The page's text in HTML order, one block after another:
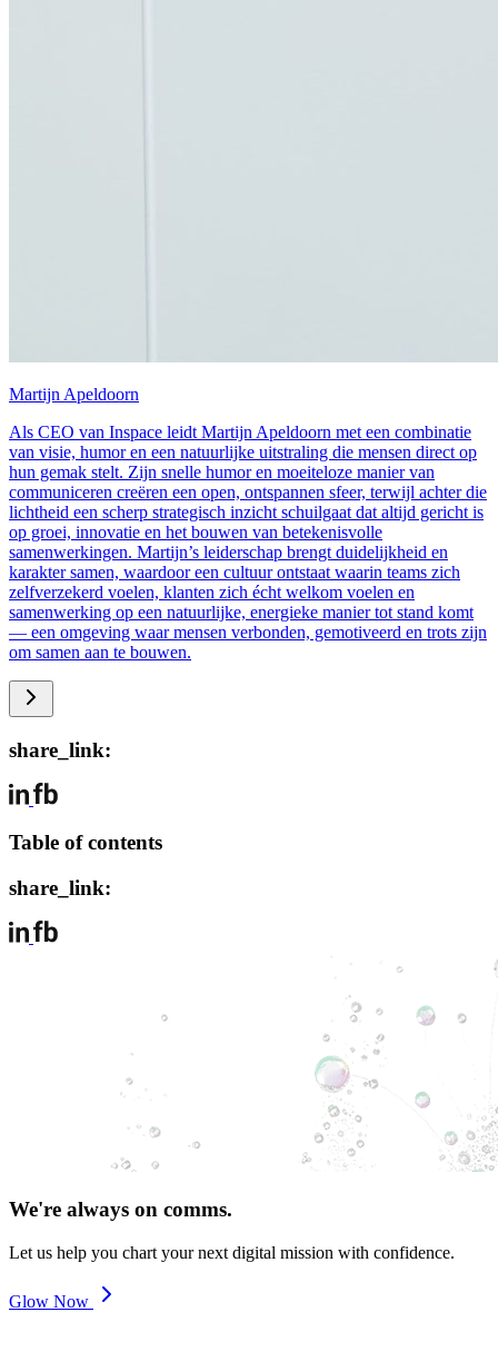
Martijn Apeldoorn
Als CEO van Inspace leidt Martijn Apeldoorn met een combinatie
van visie, humor en een natuurlijke uitstraling die mensen direct op
hun gemak stelt. Zijn snelle humor en moeiteloze manier van
communiceren creëren een open, ontspannen sfeer, terwijl achter die
lichtheid een scherp strategisch inzicht schuilgaat dat altijd gericht is
op groei, innovatie en het bouwen van betekenisvolle
samenwerkingen. Martijn’s leiderschap brengt duidelijkheid en
karakter samen, waardoor een cultuur ontstaat waarin teams zich
zelfverzekerd voelen, klanten zich écht welkom voelen en
samenwerking op een natuurlijke, energieke manier tot stand komt
— een omgeving waar mensen verbonden, gemotiveerd en trots zijn
om samen aan te bouwen.
share_link:
Table of contents
share_link:
We're always on comms.
Let us help you chart your next digital mission with confidence.
Glow Now